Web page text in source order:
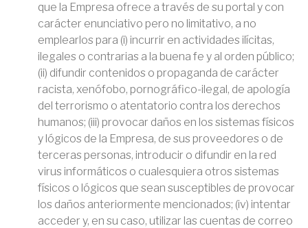
que la Empresa ofrece a través de su portal y con
carácter enunciativo pero no limitativo, a no
emplearlos para (i) incurrir en actividades ilícitas,
ilegales o contrarias a la buena fe y al orden público;
(ii) difundir contenidos o propaganda de carácter
racista, xenófobo, pornográfico-ilegal, de apología
del terrorismo o atentatorio contra los derechos
humanos; (iii) provocar daños en los sistemas físicos
y lógicos de la Empresa, de sus proveedores o de
terceras personas, introducir o difundir en la red
virus informáticos o cualesquiera otros sistemas
físicos o lógicos que sean susceptibles de provocar
los daños anteriormente mencionados; (iv) intentar
acceder y, en su caso, utilizar las cuentas de correo